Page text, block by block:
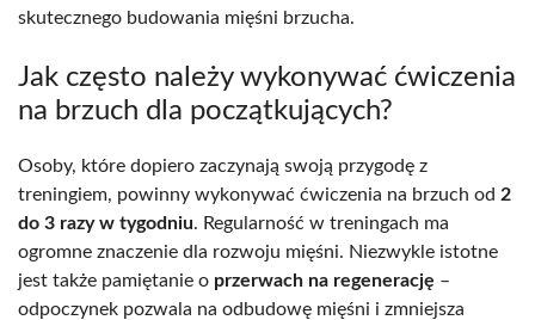
skutecznego budowania mięśni brzucha.
Jak często należy wykonywać ćwiczenia
na brzuch dla początkujących?
Osoby, które dopiero zaczynają swoją przygodę z
treningiem, powinny wykonywać ćwiczenia na brzuch od 2
do 3 razy w tygodniu. Regularność w treningach ma
ogromne znaczenie dla rozwoju mięśni. Niezwykle istotne
jest także pamiętanie o przerwach na regenerację –
odpoczynek pozwala na odbudowę mięśni i zmniejsza